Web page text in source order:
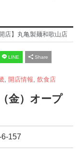
店】丸亀製麺和歌山店
LINE Share
, 開店情報 飲食店
金）オープ
157